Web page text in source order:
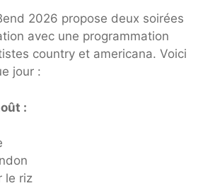
2026 propose deux soirées
avec une programmation
country et americana. Voici
jour :
:
le riz